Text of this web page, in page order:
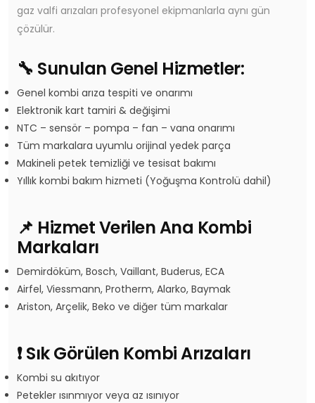
gaz valfi arızaları profesyonel ekipmanlarla aynı gün
çözülür.
🔧 Sunulan Genel Hizmetler:
Genel kombi arıza tespiti ve onarımı
Elektronik kart tamiri & değişimi
NTC – sensör – pompa – fan – vana onarımı
Tüm markalara uyumlu orijinal yedek parça
Makineli petek temizliği ve tesisat bakımı
Yıllık kombi bakım hizmeti (Yoğuşma Kontrolü dahil)
📌 Hizmet Verilen Ana Kombi
Markaları
Demirdöküm, Bosch, Vaillant, Buderus, ECA
Airfel, Viessmann, Protherm, Alarko, Baymak
Ariston, Arçelik, Beko ve diğer tüm markalar
❗ Sık Görülen Kombi Arızaları
Kombi su akıtıyor
Petekler ısınmıyor veya az ısınıyor